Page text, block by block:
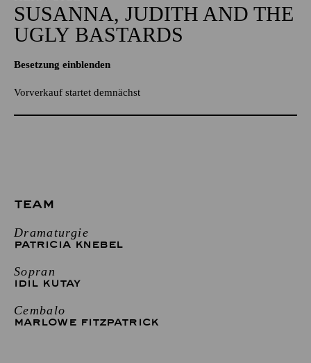
SUSANNA, JUDITH AND THE
UGLY BASTARDS
Besetzung einblenden
Vorverkauf startet demnächst
TEAM
Dramaturgie
PATRICIA KNEBEL
Sopran
IDIL KUTAY
Cembalo
MARLOWE FITZPATRICK